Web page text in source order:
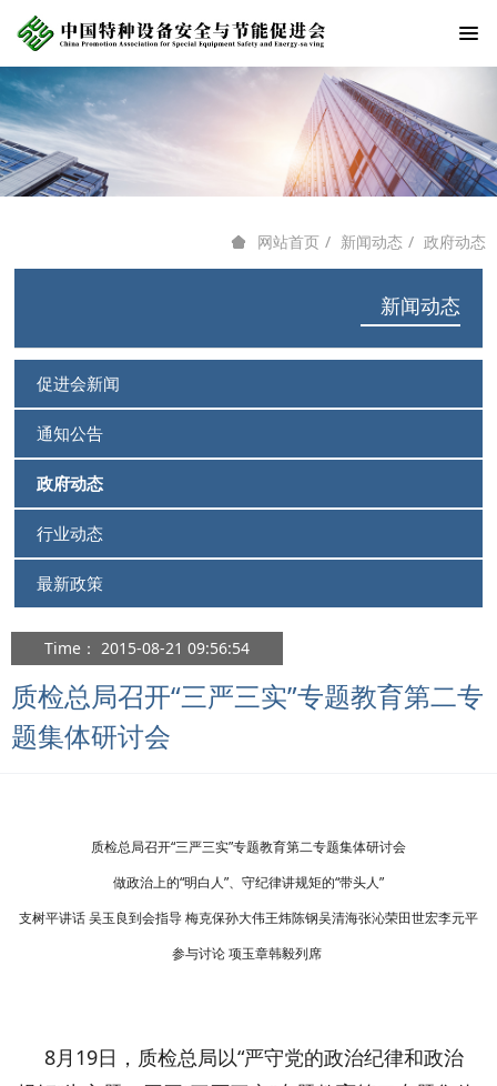
新闻动态
促进会新闻
通知公告
政府动态
行业动态
最新政策
网站首页 新闻动态 政府动态
Time： 2015-08-21 09:56:54
质检总局召开“三严三实”专题教育第二专
题集体研讨会
质检总局召开“三严三实”专题教育第二专题集体研讨会
做政治上的“明白人”、守纪律讲规矩的“带头人”
支树平讲话 吴玉良到会指导 梅克保孙大伟王炜陈钢吴清海张沁荣田世宏李元平
参与讨论 项玉章韩毅列席
8月19日，质检总局以“严守党的政治纪律和政治